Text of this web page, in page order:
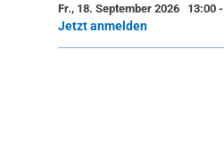
Jetzt anmelden
Fr., 18. September 2026 13:00-